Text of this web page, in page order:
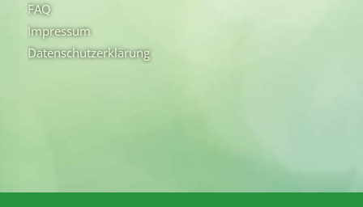
FAQ
Impressum
Datenschutzerklärung